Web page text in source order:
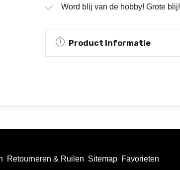
Word blij van de hobby! Grote blij!
Product Informatie
Retourneren & Ruilen Sitemap Favorieten